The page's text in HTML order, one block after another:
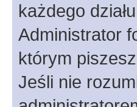
każdego
Administrator
którym
Jeśli nie